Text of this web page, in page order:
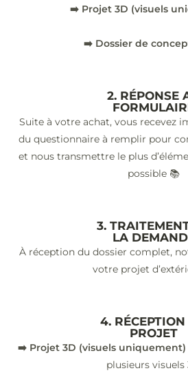
➡️ Projet 3D (visuels
➡️ Dossier de
2. RÉPONSE
Suite à votre achat, vous recevez
du questionnaire à remplir pour
et nous transmettre le plus
possible 📚
3.
LA
À réception du dossier complet,
votre projet
4. RÉCEPTION
PROJET
➡️ Projet 3D (visuels uniquement)
plusieurs visuels